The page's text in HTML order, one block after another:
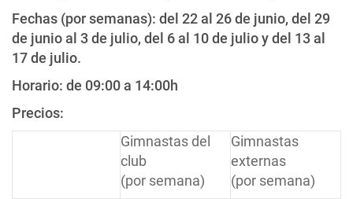
Fechas (por semanas): del 22 al 26 de junio, del 29
de junio al 3 de julio, del 6 al 10 de julio y del 13 al
17 de julio.
Horario: de 09:00 a 14:00h
Precios:
Gimnastas del
club
(por semana)
Gimnastas
externas
(por semana)